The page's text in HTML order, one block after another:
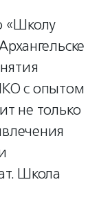
«Школу
с опытом
не только
Школа